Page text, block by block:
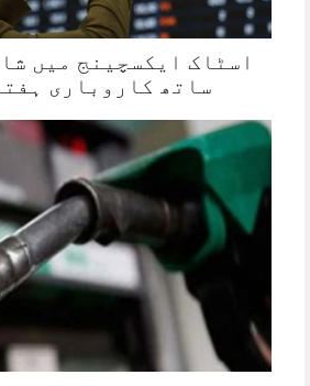
اسٹاک ایکسچینج میں
ساتھ کاروباری